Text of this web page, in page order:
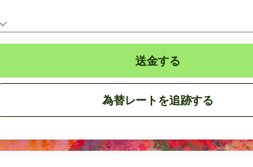
送金する
為替レートを追跡する